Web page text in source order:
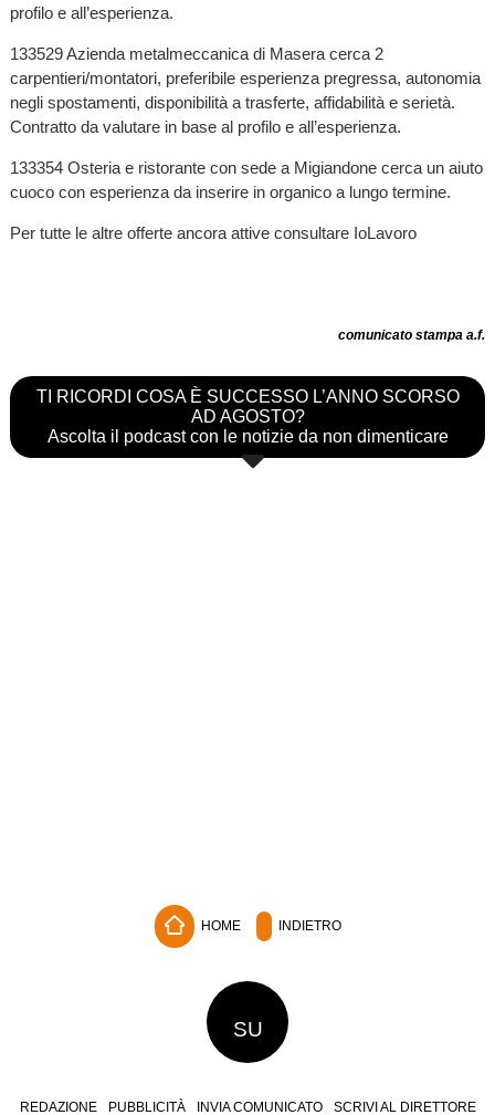
profilo e all’esperienza.
133529 Azienda metalmeccanica di Masera cerca 2
carpentieri/montatori, preferibile esperienza pregressa, autonomia
negli spostamenti, disponibilità a trasferte, affidabilità e serietà.
Contratto da valutare in base al profilo e all’esperienza.
133354 Osteria e ristorante con sede a Migiandone cerca un aiuto
cuoco con esperienza da inserire in organico a lungo termine.
Per tutte le altre offerte ancora attive consultare IoLavoro
comunicato stampa a.f.
TI RICORDI COSA È SUCCESSO L’ANNO SCORSO
AD AGOSTO?
Ascolta il podcast con le notizie da non dimenticare
HOME INDIETRO
SU
REDAZIONE PUBBLICITÀ INVIA COMUNICATO SCRIVI AL DIRETTORE